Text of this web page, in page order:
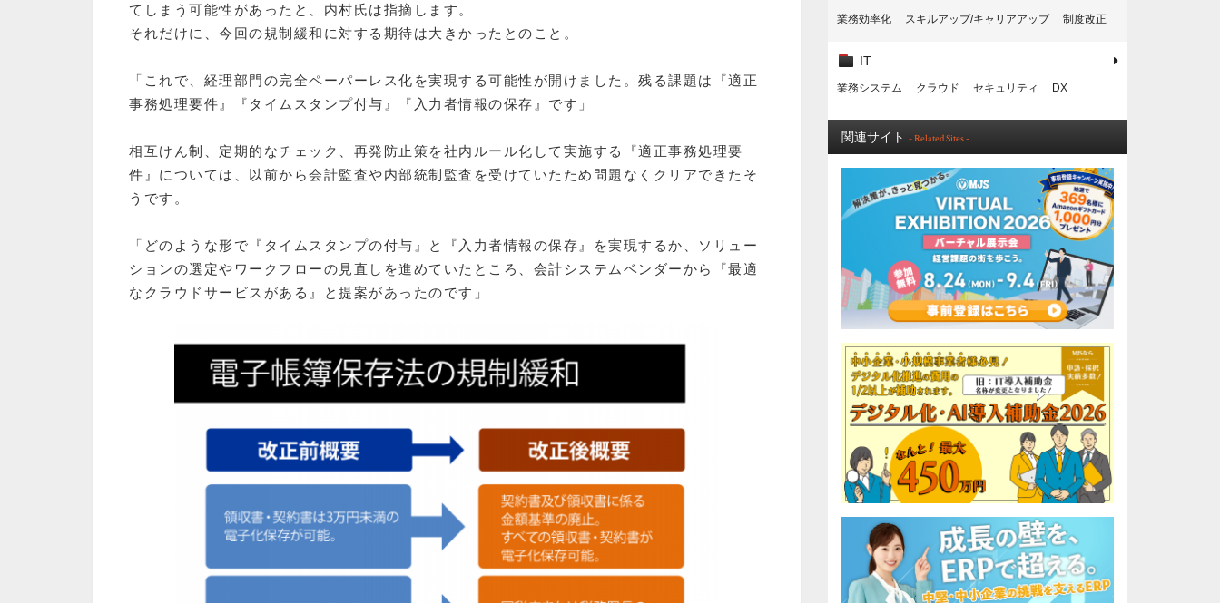
てしまう可能性があったと、内村氏は指摘します。
それだけに、今回の規制緩和に対する期待は大きかったとのこと。
「これで、経理部門の完全ペーパーレス化を実現する可能性が開けました。残る課題は『適正
事務処理要件』『タイムスタンプ付与』『入力者情報の保存』です」
相互けん制、定期的なチェック、再発防止策を社内ルール化して実施する『適正事務処理要
件』については、以前から会計監査や内部統制監査を受けていたため問題なくクリアできたそ
うです。
「どのような形で『タイムスタンプの付与』と『入力者情報の保存』を実現するか、ソリュー
ションの選定やワークフローの見直しを進めていたところ、会計システムベンダーから『最適
なクラウドサービスがある』と提案があったのです」
業務効率化 スキルアップ/キャリアアップ 制度改正
IT
業務システム クラウド セキュリティ DX
関連サイト - Related Sites -